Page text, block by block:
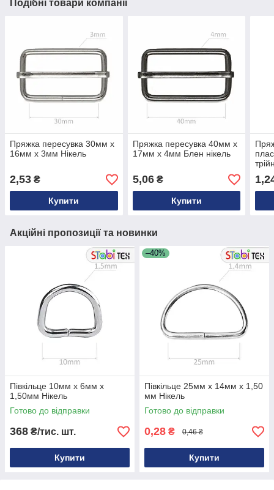
Подібні товари компанії
Пряжка пересувка 30мм х
16мм х 3мм Нікель
2,53 ₴
Купити
Пряжка пересувка 40мм х
17мм х 4мм Блен нікель
5,06₴
Купити
Акційні пропозиції та новинки
Півкільце 10мм х 6мм х
1,50мм Нікель
Готово до відправки
368 ₴/тис. шт.
Купити
–40%
Півкільце 25мм х 14мм х 1,50
мм Нікель
Готово до відправки
0,28 ₴ 0,46 ₴
Купити